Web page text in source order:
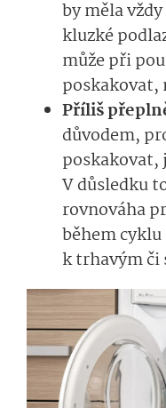
by měla
kluzké
může při
poskakovat,
Příliš
důvodem,
poskakovat,
V důsledku
rovnováha
během
k trhavým či